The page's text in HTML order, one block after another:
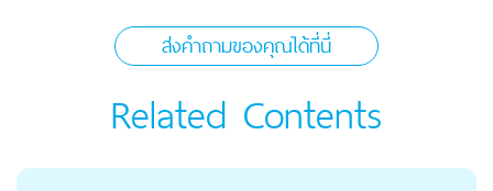
ส่งคำถามของคุณได้ที่นี่
Related Contents